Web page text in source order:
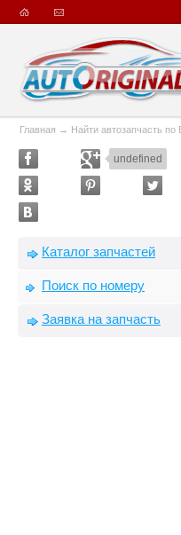
Главная → Найти автозапчасть
undefined
Каталог запчастей
Поиск по номеру
Заявка на запчасть